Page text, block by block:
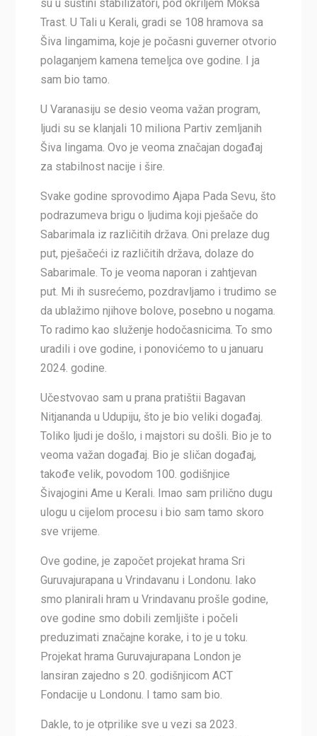
su u suštini stabilizatori, pod okriljem Mokša
Trast. U Tali u Kerali, gradi se 108 hramova sa
Šiva lingamima, koje je počasni guverner otvorio
polaganjem kamena temeljca ove godine. I ja
sam bio tamo.
U Varanasiju se desio veoma važan program,
ljudi su se klanjali 10 miliona Partiv zemljanih
Šiva lingama. Ovo je veoma značajan događaj
za stabilnost nacije i šire.
Svake godine sprovodimo Ajapa Pada Sevu, što
podrazumeva brigu o ljudima koji pješače do
Sabarimala iz različitih država. Oni prelaze dug
put, pješačeći iz različitih država, dolaze do
Sabarimale. To je veoma naporan i zahtjevan
put. Mi ih susrećemo, pozdravljamo i trudimo se
da ublažimo njihove bolove, posebno u nogama.
To radimo kao služenje hodočasnicima. To smo
uradili i ove godine, i ponovićemo to u januaru
2024. godine.
Učestvovao sam u prana pratištii Bagavan
Nitjananda u Udupiju, što je bio veliki događaj.
Toliko ljudi je došlo, i majstori su došli. Bio je to
veoma važan događaj. Bio je sličan događaj,
takođe velik, povodom 100. godišnjice
Šivajogini Ame u Kerali. Imao sam prilično dugu
ulogu u cijelom procesu i bio sam tamo skoro
sve vrijeme.
Ove godine, je započet projekat hrama Sri
Guruvajurapana u Vrindavanu i Londonu. Iako
smo planirali hram u Vrindavanu prošle godine,
ove godine smo dobili zemljište i počeli
preduzimati značajne korake, i to je u toku.
Projekat hrama Guruvajurapana London je
lansiran zajedno s 20. godišnjicom ACT
Fondacije u Londonu. I tamo sam bio.
Dakle, to je otprilike sve u vezi sa 2023.